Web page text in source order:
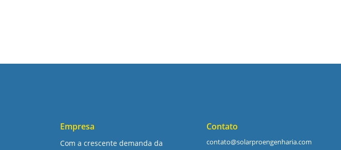
Empresa
Com a crescente demanda da
Contato
contato@solarproengenharia.com